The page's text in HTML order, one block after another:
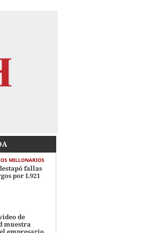
MILLONARIOS
fallas
por L921
de
muestra